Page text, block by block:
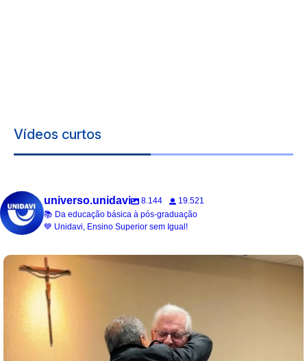
Vídeos curtos
universo.unidavi 8.144
19.521
📚 Da educação básica à pós-graduação
💙 Unidavi, Ensino Superior sem Igual!
universo.unidavi